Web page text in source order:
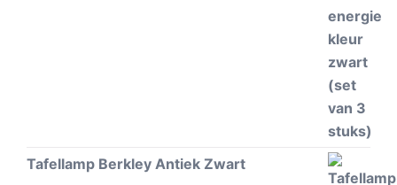
Tafellamp Berkley Antiek Zwart